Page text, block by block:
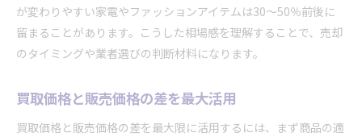
が変わりやすい家電やファッションアイテムは30〜50％前後に
留まることがあります。こうした相場感を理解することで、売却
のタイミングや業者選びの判断材料になります。
買取価格と販売価格の差を最大活用
買取価格と販売価格の差を最大限に活用するには、まず商品の適